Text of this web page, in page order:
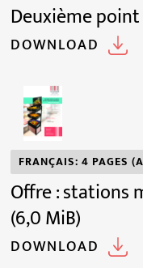
Deuxième
DOWNLOAD
FRANÇAIS: 4 PAGES
Offre : stations
(6,0 MiB)
DOWNLOAD